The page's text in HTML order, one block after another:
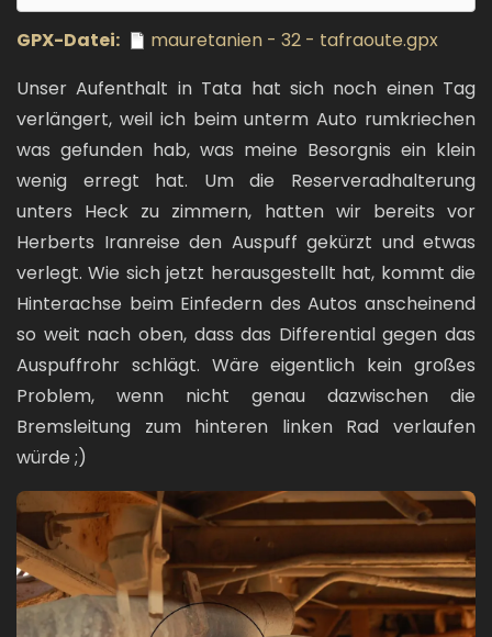
GPX-Datei
mauretanien - 32 - tafraoute.gpx
Unser Aufenthalt in Tata hat sich noch einen Tag
verlängert, weil ich beim unterm Auto rumkriechen
was gefunden hab, was meine Besorgnis ein klein
wenig erregt hat. Um die Reserveradhalterung
unters Heck zu zimmern, hatten wir bereits vor
Herberts Iranreise den Auspuff gekürzt und etwas
verlegt. Wie sich jetzt herausgestellt hat, kommt die
Hinterachse beim Einfedern des Autos anscheinend
so weit nach oben, dass das Differential gegen das
Auspuffrohr schlägt. Wäre eigentlich kein großes
Problem, wenn nicht genau dazwischen die
Bremsleitung zum hinteren linken Rad verlaufen
würde ;)
Bild